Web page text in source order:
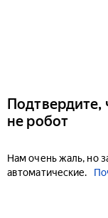
Подтвердите,
не робот
Нам очень жаль, но
автоматические.